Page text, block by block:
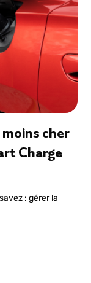
cher
Charge
: gérer la